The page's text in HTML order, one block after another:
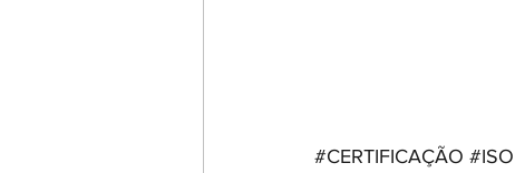
#CERTIFICAÇÃO #ISO